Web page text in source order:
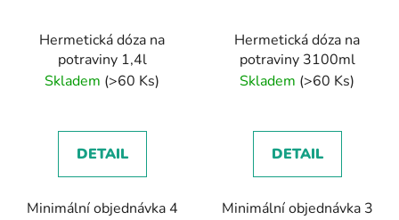
Hermetická dóza na
potraviny 1,4l
Skladem (>60 Ks)
DETAIL
Minimální objednávka 4
Hermetická dóza na
potraviny 3100ml
Skladem (>60 Ks)
DETAIL
Minimální objednávka 3